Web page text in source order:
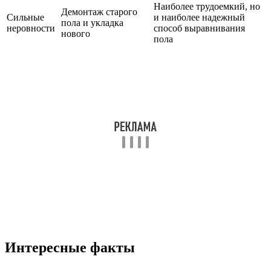
Сильные
неровности
Демонтаж старого
пола и укладка
нового
Наиболее трудоемкий, но
и наиболее надежный
способ выравнивания
пола
Интересные факты